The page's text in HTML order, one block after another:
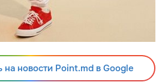
новости Point.md в Google